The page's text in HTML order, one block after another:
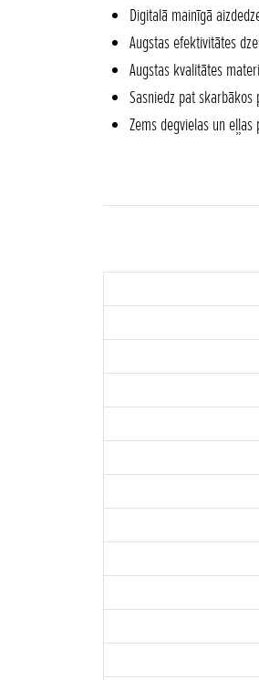
Digitalā mainīgā
Augstas efektivitātes
Augstas kvalitātes
Sasniedz pat
Zems degvielas un eļļas